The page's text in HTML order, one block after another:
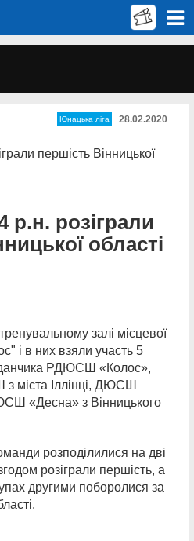
Юнацька ліга 28.02.2020
р.н. розіграли
області
залі місцевої
і в них взяли участь 5
РДЮСШ «Колос»,
Іллінці, ДЮСШ
«Десна» з Вінницького
розподілилися на дві
розіграли першість, а
другими поборолися за